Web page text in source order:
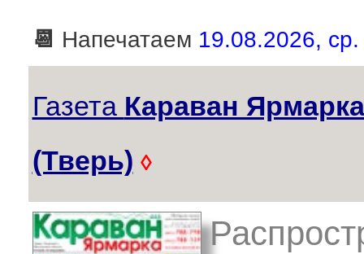
📆 Напечатаем 19.08.2026, ср.
Газета Караван Ярмарка
(Тверь) ◊